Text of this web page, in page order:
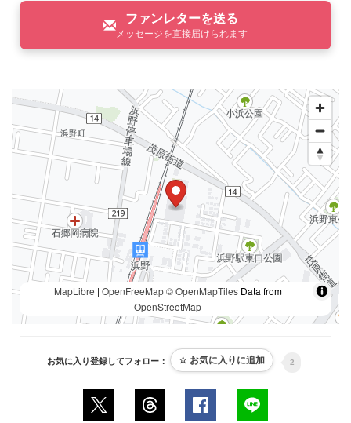
ファンレターを送る
メッセージを直接届けられます
MapLibre | OpenFreeMap © OpenMapTilesData from
OpenStreetMap
お気に入り登録してフォロー： 2